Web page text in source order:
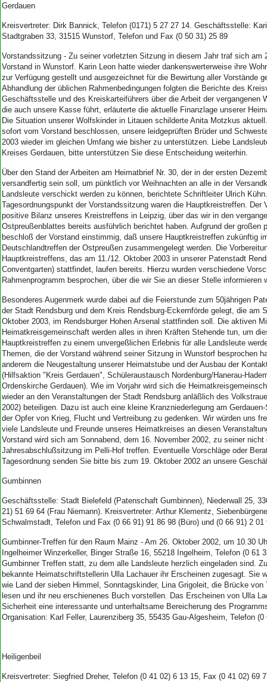
Gerdauen
Kreisvertreter: Dirk Bannick, Telefon (0171) 5 27 27 14. Geschäftsstelle:
Stadtgraben 33, 31515 Wunstorf, Telefon und Fax (0 50 31) 25 89
Vorstandssitzung - Zu seiner vorletzten Sitzung in diesem Jahr traf sich am
Vorstand in Wunstorf. Karin Leon hatte wieder dankenswerterweise ihre
zur Verfügung gestellt und ausgezeichnet für die Bewirtung aller Vorstände
Abhandlung der üblichen Rahmenbedingungen folgten die Berichte des
Geschäftsstelle und des Kreiskarteiführers über die Arbeit der vergangenen
die auch unsere Kasse führt, erläuterte die aktuelle Finanzlage unserer
Die Situation unserer Wolfskinder in Litauen schilderte Anita Motzkus
sofort vom Vorstand beschlossen, unsere leidgeprüften Brüder und
2003 wieder im gleichen Umfang wie bisher zu unterstützen. Liebe
Kreises Gerdauen, bitte unterstützen Sie diese Entscheidung weiterhin.
Über den Stand der Arbeiten am Heimatbrief Nr. 30, der in der ersten
versandfertig sein soll, um pünktlich vor Weihnachten an alle in der
Landsleute verschickt werden zu können, berichtete Schriftleiter Ulrich
Tagesordnungspunkt der Vorstandssitzung waren die Hauptkreistreffen. Der
positive Bilanz unseres Kreistreffens in Leipzig, über das wir in den
Ostpreußenblattes bereits ausführlich berichtet haben. Aufgrund der großen
beschloß der Vorstand einstimmig, daß unsere Hauptkreistreffen zukünftig
Deutschlandtreffen der Ostpreußen zusammengelegt werden. Die
Hauptkreistreffens, das am 11./12. Oktober 2003 in unserer Patenstadt
Conventgarten) stattfindet, laufen bereits. Hierzu wurden verschiedene
Rahmenprogramm besprochen, über die wir Sie an dieser Stelle informieren
Besonderes Augenmerk wurde dabei auf die Feierstunde zum 50jährigen
der Stadt Rendsburg und dem Kreis Rendsburg-Eckernförde gelegt, die am
Oktober 2003, im Rendsburger Hohen Arsenal stattfinden soll. Die aktiven
Heimatkreisgemeinschaft werden alles in ihren Kräften Stehende tun, um
Hauptkreistreffen zu einem unvergeßlichen Erlebnis für alle Landsleute
Themen, die der Vorstand während seiner Sitzung in Wunstorf besprochen
anderem die Neugestaltung unserer Heimatstube und der Ausbau der
(Hilfsaktion "Kreis Gerdauen", Schüleraustausch Nordenburg/Hanerau-
Ordenskirche Gerdauen). Wie im Vorjahr wird sich die
wieder an den Veranstaltungen der Stadt Rendsburg anläßlich des
2002) beteiligen. Dazu ist auch eine kleine Kranzniederlegung am
der Opfer von Krieg, Flucht und Vertreibung zu gedenken. Wir würden uns
viele Landsleute und Freunde unseres Heimatkreises an diesen
Vorstand wird sich am Sonnabend, dem 16. November 2002, zu seiner nicht
Jahresabschlußsitzung im Pelli-Hof treffen. Eventuelle Vorschläge oder
Tagesordnung senden Sie bitte bis zum 19. Oktober 2002 an unsere
Gumbinnen
Geschäftsstelle: Stadt Bielefeld (Patenschaft Gumbinnen), Niederwall 25,
21) 51 69 64 (Frau Niemann). Kreisvertreter: Arthur Klementz,
Schwalmstadt, Telefon und Fax (0 66 91) 91 86 98 (Büro) und (0 66 91) 2 01
Gumbinner-Treffen für den Raum Mainz - Am 26. Oktober 2002, um 10.30
Ingelheimer Winzerkeller, Binger Straße 16, 55218 Ingelheim, Telefon (0 61
Gumbinner Treffen statt, zu dem alle Landsleute herzlich eingeladen sind.
bekannte Heimatschriftstellerin Ulla Lachauer ihr Erscheinen zugesagt. Sie
wie Land der sieben Himmel, Sonntagskinder, Lina Grigoleit, die Brücke
lesen und ihr neu erschienenes Buch vorstellen. Das Erscheinen von Ulla
Sicherheit eine interessante und unterhaltsame Bereicherung des
Organisation: Karl Feller, Laurenziberg 35, 55435 Gau-Algesheim, Telefon (0
Heiligenbeil
Kreisvertreter: Siegfried Dreher, Telefon (0 41 02) 6 13 15, Fax (0 41 02) 69